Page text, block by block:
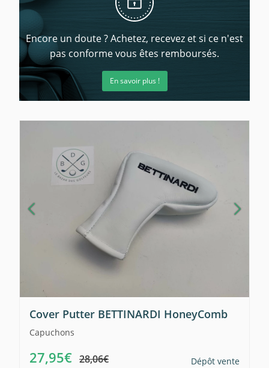
Encore un doute ? Achetez, recevez et si ce n'est
pas conforme vous êtes remboursés.
En savoir plus !
Cover Putter BETTINARDI HoneyComb
Capuchons
27,95€ 28,06€ Dépôt vente